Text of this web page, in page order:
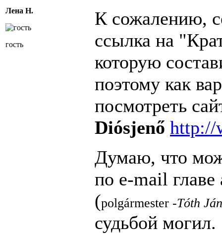
Лена Н.
гость
К сожалению,
ссылка на
которую
поэтому как
посмотреть
Diósjenő http://
Думаю, что
по e-mail
(polgármester -Tóth
судьбой могил.